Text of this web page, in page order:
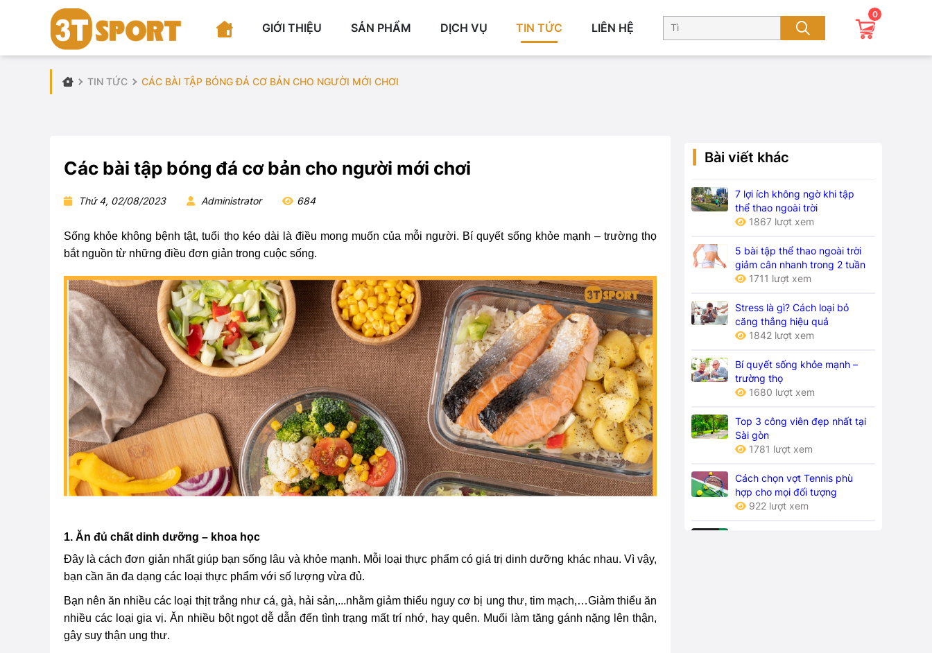
GIỚI THIỆU SẢN PHẨM DỊCH VỤ TIN TỨC LIÊN HỆ
0
TIN TỨC CÁC BÀI TẬP BÓNG ĐÁ CƠ BẢN CHO NGƯỜI MỚI CHƠI
Các bài tập bóng đá cơ bản cho người mới chơi
Thứ 4, 02/08/2023 Administrator 684
Sống khỏe không bệnh tật, tuổi thọ kéo dài là điều mong muốn của mỗi người. Bí quyết sống khỏe mạnh – trường thọ
bắt nguồn từ những điều đơn giản trong cuộc sống.
1. Ăn đủ chất dinh dưỡng – khoa học
Đây là cách đơn giản nhất giúp bạn sống lâu và khỏe mạnh. Mỗi loại thực phẩm có giá trị dinh dưỡng khác nhau. Vì vậy,
bạn cần ăn đa dạng các loại thực phẩm với số lượng vừa đủ.
Bạn nên ăn nhiều các loại thịt trắng như cá, gà, hải sản,...nhằm giảm thiểu nguy cơ bị ung thư, tim mạch,…Giảm thiểu ăn
nhiều các loại gia vị. Ăn nhiều bột ngọt dễ dẫn đến tình trạng mất trí nhớ, hay quên. Muối làm tăng gánh nặng lên thận,
gây suy thận ung thư.
Bài viết khác
7 lợi ích không ngờ khi tập
thể thao ngoài trời
1867 lượt xem
5 bài tập thể thao ngoài trời
giảm cân nhanh trong 2 tuần
1711 lượt xem
Stress là gì? Cách loại bỏ
căng thẳng hiệu quả
1842 lượt xem
Bí quyết sống khỏe mạnh –
trường thọ
1680 lượt xem
Top 3 công viên đẹp nhất tại
Sài gòn
1781 lượt xem
Cách chọn vợt Tennis phù
hợp cho mọi đối tượng
922 lượt xem